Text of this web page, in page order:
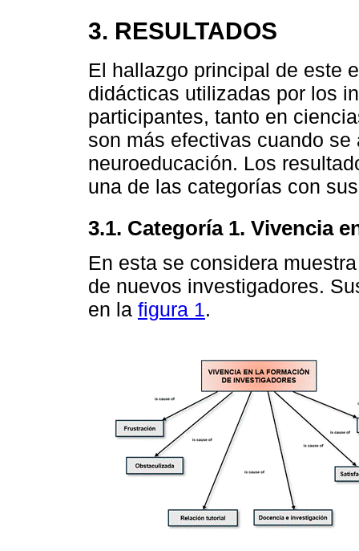
3. RESULTADOS
El hallazgo principal de este
didácticas utilizadas por los
participantes, tanto en
son más efectivas cuando
neuroeducación. Los
una de las categorías con
3.1. Categoría 1. Vivencia
En esta se considera
de nuevos investigadores.
en la figura 1.